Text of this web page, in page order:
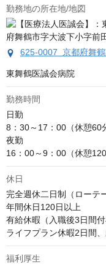
勤務地の所在地/地図
625-0007 京都府舞
東舞鶴医誠会病院
勤務時間
日勤
8：30～17：00（休憩60
夜勤
16：00～9：00（休憩120
休日
完全週休二日制（ローテ
年間休日120日以上
有給休暇（入職後3日間
ライフプラン休暇2日間
福利厚生